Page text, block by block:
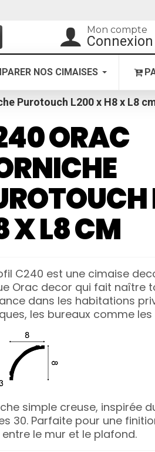
Mon compte
Connexion
NOS CIMAISES
Purotouch L200 x H8 x L8
ORAC
X L8 CM
C240 est une cimaise
Orac decor qui fait naître
dans les habitations
les bureaux comme les
simple creuse, inspirée
30. Parfaite pour une
le mur et le plafond.